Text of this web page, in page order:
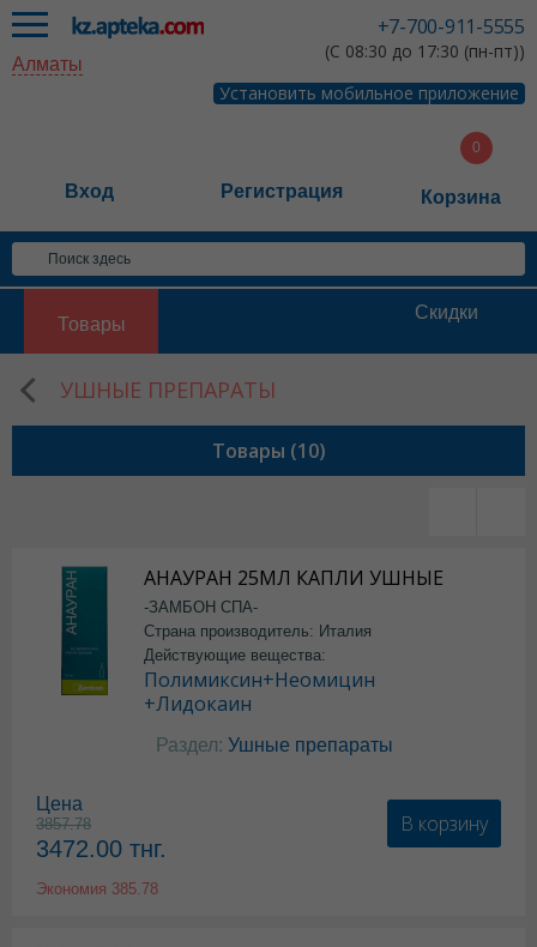
+7-700-911-5555
(С 08:30 до 17:30 (пн-пт))
Установить мобильное приложение
Алматы
Вход Регистрация Корзина
Товары
Скидки
УШНЫЕ ПРЕПАРАТЫ
Товары (10)
АНАУРАН 25МЛ КАПЛИ УШНЫЕ
-ЗАМБОН СПА-
Страна производитель: Италия
Действующие вещества:
Полимиксин+Неомицин
+Лидокаин
Раздел: Ушные препараты
Цена
3857.78
3472.00 тнг.
Экономия 385.78
В корзину